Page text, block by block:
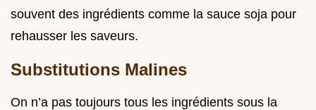
souvent des ingrédients comme la sauce soja pour
rehausser les saveurs.
Substitutions Malines
On n’a pas toujours tous les ingrédients sous la